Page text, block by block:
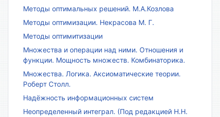
Методы оптимальных решений. М.А.Козлова
Методы оптимизации. Некрасова М. Г.
Методы оптимитизации
Множества и операции над ними. Отношения и
функции. Мощность множеств. Комбинаторика.
Множества. Логика. Аксиоматические теории.
Роберт Столл.
Надёжность информационных систем
Неопределенный интеграл. (Под редакцией Н.Н.